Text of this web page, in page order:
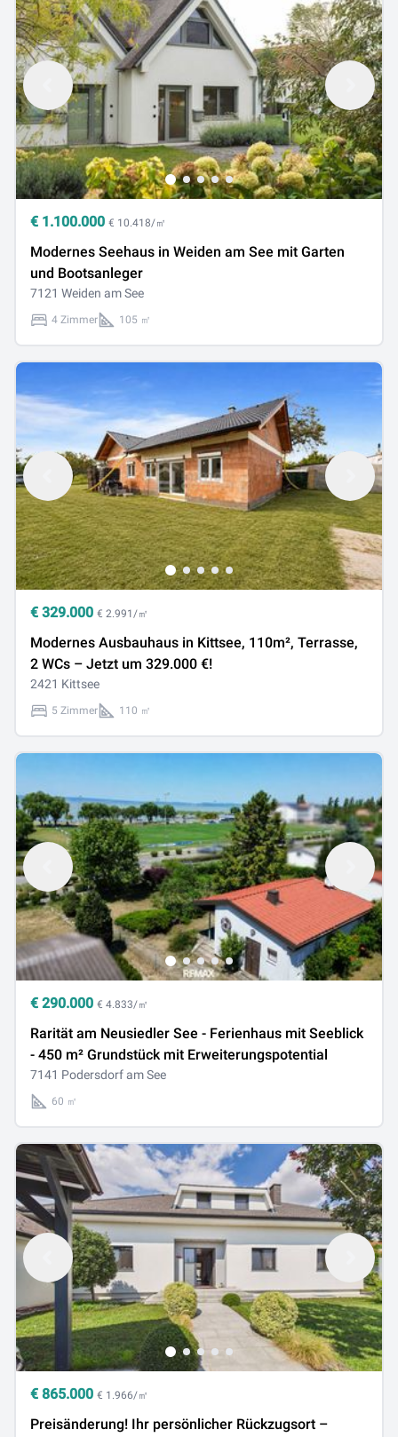
€ 1.100.000 € 10.418/㎡
Modernes Seehaus in Weiden am See mit Garten
und Bootsanleger
7121 Weiden am See
4 Zimmer 105 ㎡
€ 329.000 € 2.991/㎡
Modernes Ausbauhaus in Kittsee, 110m², Terrasse,
2 WCs – Jetzt um 329.000 €!
2421 Kittsee
5 Zimmer 110 ㎡
€ 290.000 € 4.833/㎡
Rarität am Neusiedler See - Ferienhaus mit Seeblick
- 450 m² Grundstück mit Erweiterungspotential
7141 Podersdorf am See
60 ㎡
€ 865.000 € 1.966/㎡
Preisänderung! Ihr persönlicher Rückzugsort –